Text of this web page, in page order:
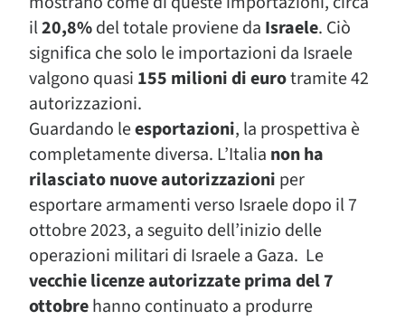
il20,8%del totale proviene da Israele. Ciò
significa che solo le importazioni da Israele
valgono quasi 155 milioni di eurotramite 42
autorizzazioni.
Guardando leesportazioni, la prospettiva è
completamente diversa. L’Italia non ha
rilasciato nuove autorizzazioni per
esportare armamenti verso Israele dopo il 7
ottobre 2023, a seguito dell’inizio delle
operazioni militari di Israele a Gaza. Le
vecchie licenze autorizzate prima del 7
ottobrehanno continuato a produrre